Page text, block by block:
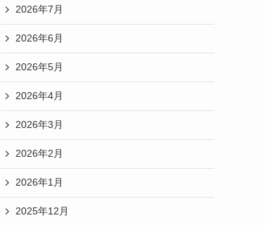
2026年7月
2026年6月
2026年5月
2026年4月
2026年3月
2026年2月
2026年1月
2025年12月